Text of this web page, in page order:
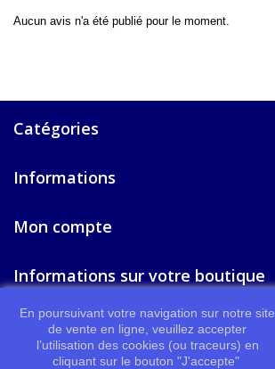
Aucun avis n'a été publié pour le moment.
Catégories
Informations
Mon compte
Informations sur votre boutique
En poursuivant votre navigation sur notre site
de vente en ligne, veuillez accepter
l’utilisation des cookies (ou traceurs) en
cliquant sur le bouton "J'accepte"